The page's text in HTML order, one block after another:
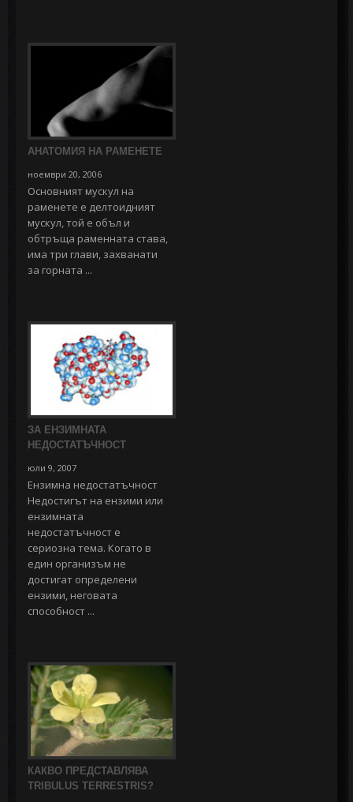
АНАТОМИЯ НА РАМЕНЕТЕ
ноември 20, 2006
Основният мускул на
раменете е делтоидният
мускул, той е объл и
обтръща раменната става,
има три глави, захванати
за горната ...
ЗА ЕНЗИМНАТА
НЕДОСТАТЪЧНОСТ
юли 9, 2007
Ензимна недостатъчност
Недостигът на ензими или
ензимната
недостатъчност е
сериозна тема. Когато в
един организъм не
достигат определени
ензими, неговата
способност ...
КАКВО ПРЕДСТАВЛЯВА
TRIBULUS TERRESTRIS?